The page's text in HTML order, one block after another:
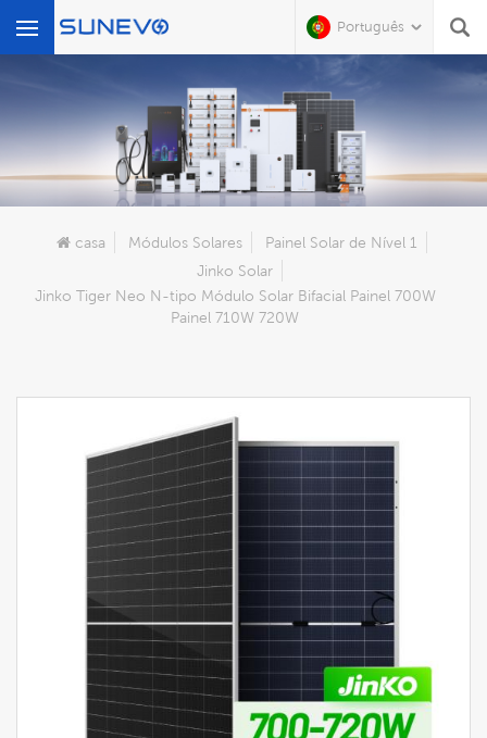
Português
O Que Você Está Procurando?
casa Módulos Solares
Painel Solar de Nível 1
Jinko Solar
Jinko Tiger Neo N-tipo Módulo Solar Bifacial Painel 700W
Painel 710W 720W